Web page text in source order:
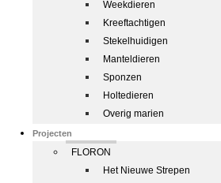
Weekdieren
Kreeftachtigen
Stekelhuidigen
Manteldieren
Sponzen
Holtedieren
Overig marien
Projecten
FLORON
Het Nieuwe Strepen